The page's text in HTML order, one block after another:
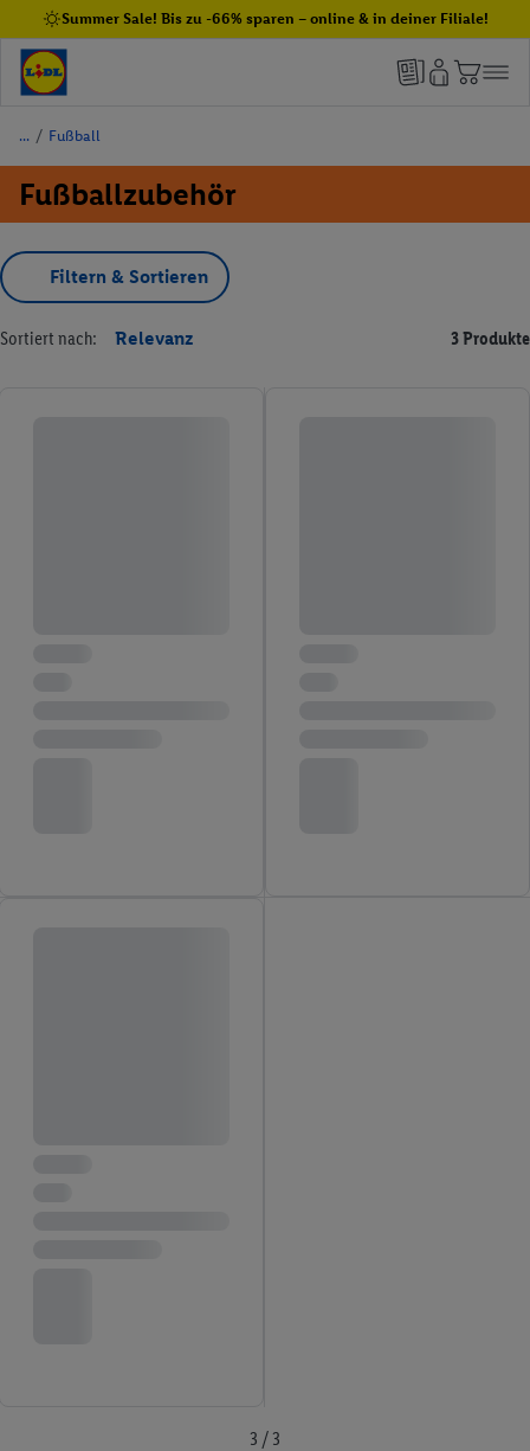
Summer Sale! Bis zu -66% sparen – online & in deiner Filiale!
/ Fußball
Fußballzubehör
Filtern & Sortieren
Sortiert nach: Relevanz 3 Produkte
3 / 3